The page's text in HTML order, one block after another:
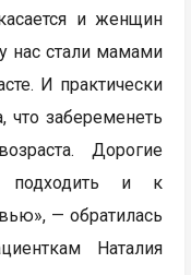
и женщин
нас стали мамами
И практически
что забеременеть
Дорогие
подходить и к
— обратилась
Наталия